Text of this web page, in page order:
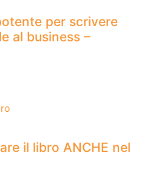
per scrivere
al business –
il libro ANCHE nel